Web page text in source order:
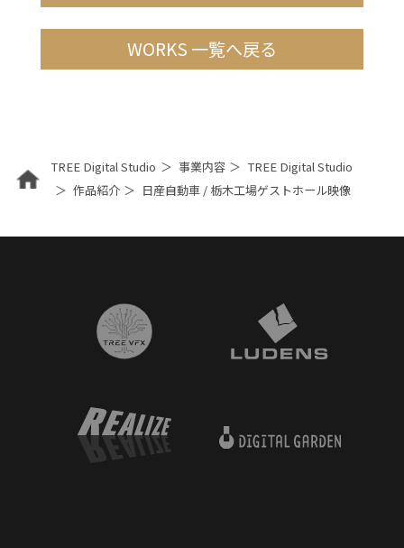
WORKS 一覧へ戻る
TREE Digital Studio 事業内容
TREE Digital Studio
作品紹介
日産自動車 / 栃木工場ゲストホール映像